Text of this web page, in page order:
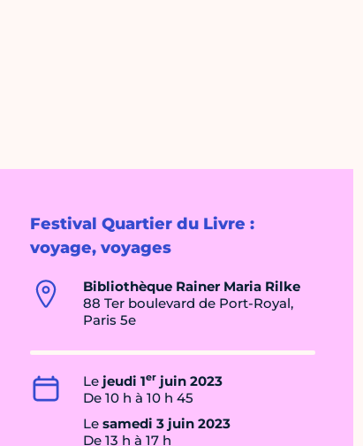
Festival Quartier du Livre :
voyage, voyages
Bibliothèque Rainer Maria Rilke
88 Ter boulevard de Port-Royal,
Paris 5e
Le jeudi 1er juin 2023
De 10 h à 10 h 45
Le samedi 3 juin 2023
De 13 h à 17 h